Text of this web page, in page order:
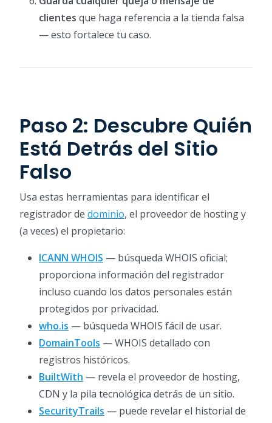
clientes que haga referencia a la tienda falsa
— esto fortalece tu caso.
Paso 2: Descubre Quién
Está Detrás del Sitio
Falso
Usa estas herramientas para identificar el
registrador de dominio, el proveedor de hosting y
(a veces) el propietario:
ICANN WHOIS — búsqueda WHOIS oficial;
proporciona información del registrador
incluso cuando los datos personales están
protegidos por privacidad.
who.is — búsqueda WHOIS fácil de usar.
DomainTools — WHOIS detallado con
registros históricos.
BuiltWith — revela el proveedor de hosting,
CDN y la pila tecnológica detrás de un sitio.
SecurityTrails — puede revelar el historial de